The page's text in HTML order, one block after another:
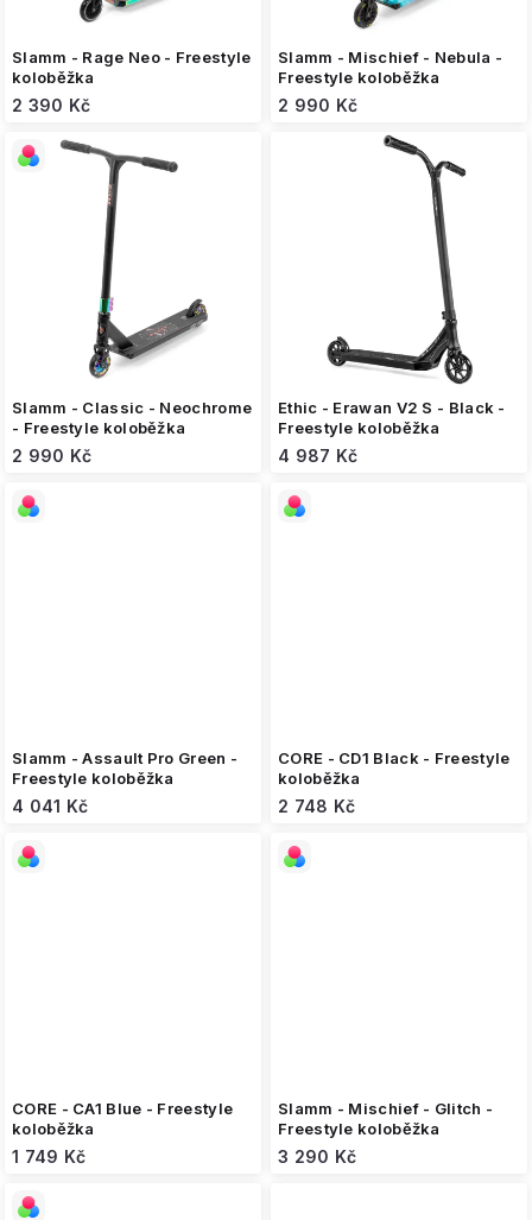
Slamm - Rage Neo - Freestyle
koloběžka
2 390 Kč
Slamm - Mischief - Nebula -
Freestyle koloběžka
2 990 Kč
Slamm - Classic - Neochrome
- Freestyle koloběžka
2 990 Kč
Ethic - Erawan V2 S - Black -
Freestyle koloběžka
4 987 Kč
Slamm - Assault Pro Green -
Freestyle koloběžka
4 041 Kč
CORE - CD1 Black - Freestyle
koloběžka
2 748 Kč
CORE - CA1 Blue - Freestyle
koloběžka
1 749 Kč
Slamm - Mischief - Glitch -
Freestyle koloběžka
3 290 Kč